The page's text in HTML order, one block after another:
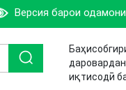
Версия барои
иқтисодӣ